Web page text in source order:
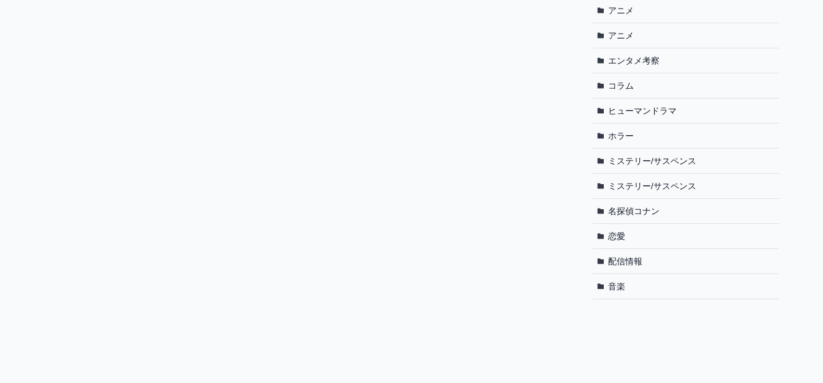
アニメ
アニメ
エンタメ考察
コラム
ヒューマンドラマ
ホラー
ミステリー/サスペンス
ミステリー/サスペンス
名探偵コナン
恋愛
配信情報
音楽